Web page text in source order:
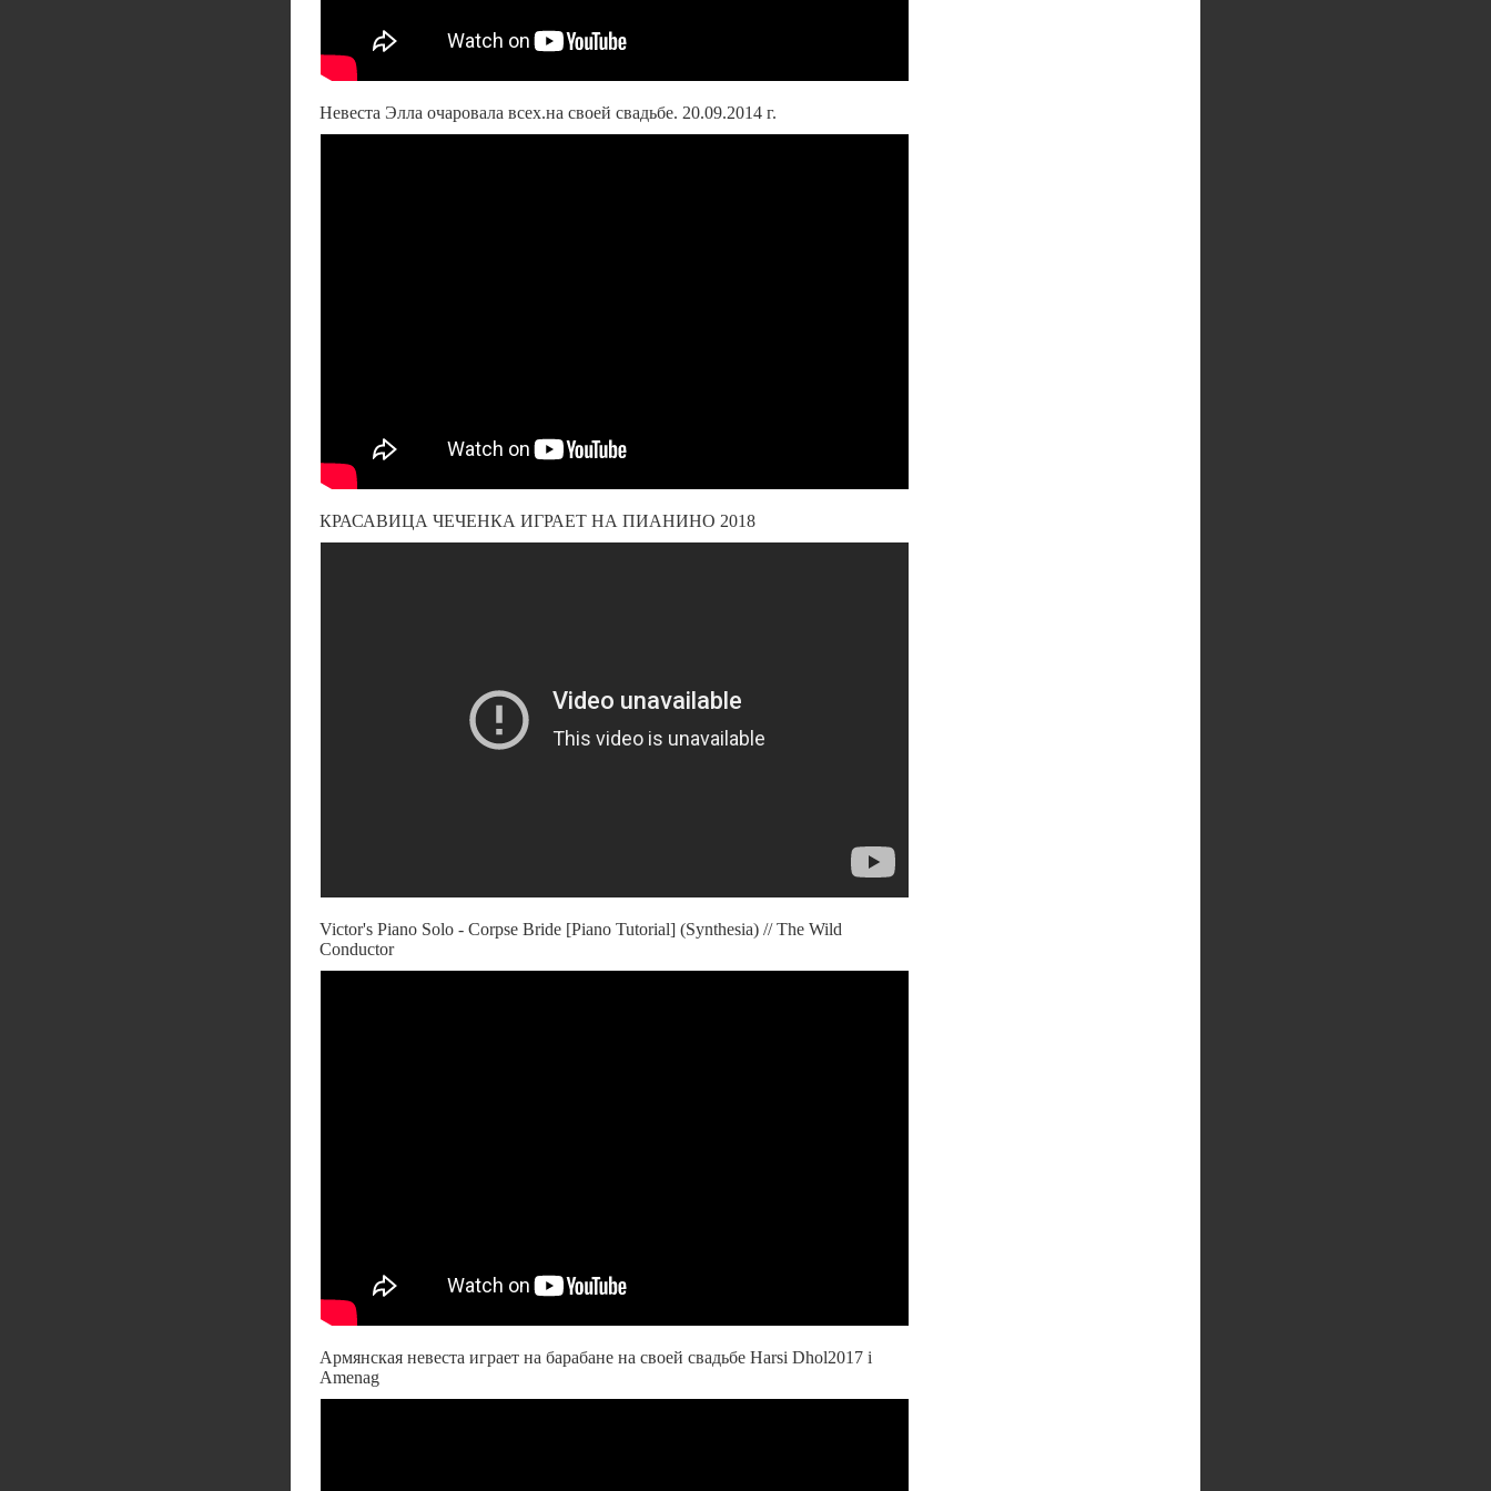
Невеста Элла очаровала всех.на своей свадьбе. 20.09.2014 г.
КРАСАВИЦА ЧЕЧЕНКА ИГРАЕТ НА ПИАНИНО 2018
Victor's Piano Solo - Corpse Bride [Piano Tutorial] (Synthesia) // The Wild
Conductor
Армянская невеста играет на барабане на своей свадьбе Harsi Dhol2017 i
Amenag